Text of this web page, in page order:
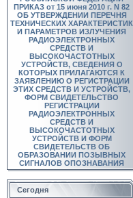
ПРИКАЗ от 15 июня 2010 г. N 82
ОБ УТВЕРЖДЕНИИ ПЕРЕЧНЯ
ТЕХНИЧЕСКИХ ХАРАКТЕРИСТИК
И ПАРАМЕТРОВ ИЗЛУЧЕНИЯ
РАДИОЭЛЕКТРОННЫХ
СРЕДСТВ И
ВЫСОКОЧАСТОТНЫХ
УСТРОЙСТВ, СВЕДЕНИЯ О
КОТОРЫХ ПРИЛАГАЮТСЯ К
ЗАЯВЛЕНИЮ О РЕГИСТРАЦИИ
ЭТИХ СРЕДСТВ И УСТРОЙСТВ,
ФОРМ СВИДЕТЕЛЬСТВО
РЕГИСТРАЦИИ
РАДИОЭЛЕКТРОННЫХ
СРЕДСТВ И
ВЫСОКОЧАСТОТНЫХ
УСТРОЙСТВ И ФОРМ
СВИДЕТЕЛЬСТВ ОБ
ОБРАЗОВАНИИ ПОЗЫВНЫХ
СИГНАЛОВ ОПОЗНАВАНИЯ
Сегодня